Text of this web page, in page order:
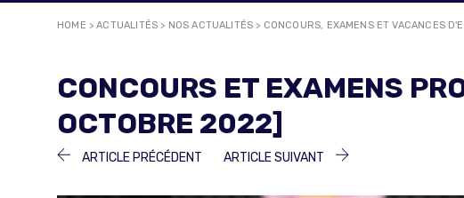
HOME >ACTUALITÉS > NOS ACTUALITÉS > CONCOURS, EXAMENS ET VACANCES
CONCOURS ET EXAMENS
OCTOBRE 2022]
NAVIGATION
ARTICLE PRÉCÉDENT ARTICLE
ARTICLE SUIVANT
ARTICLE